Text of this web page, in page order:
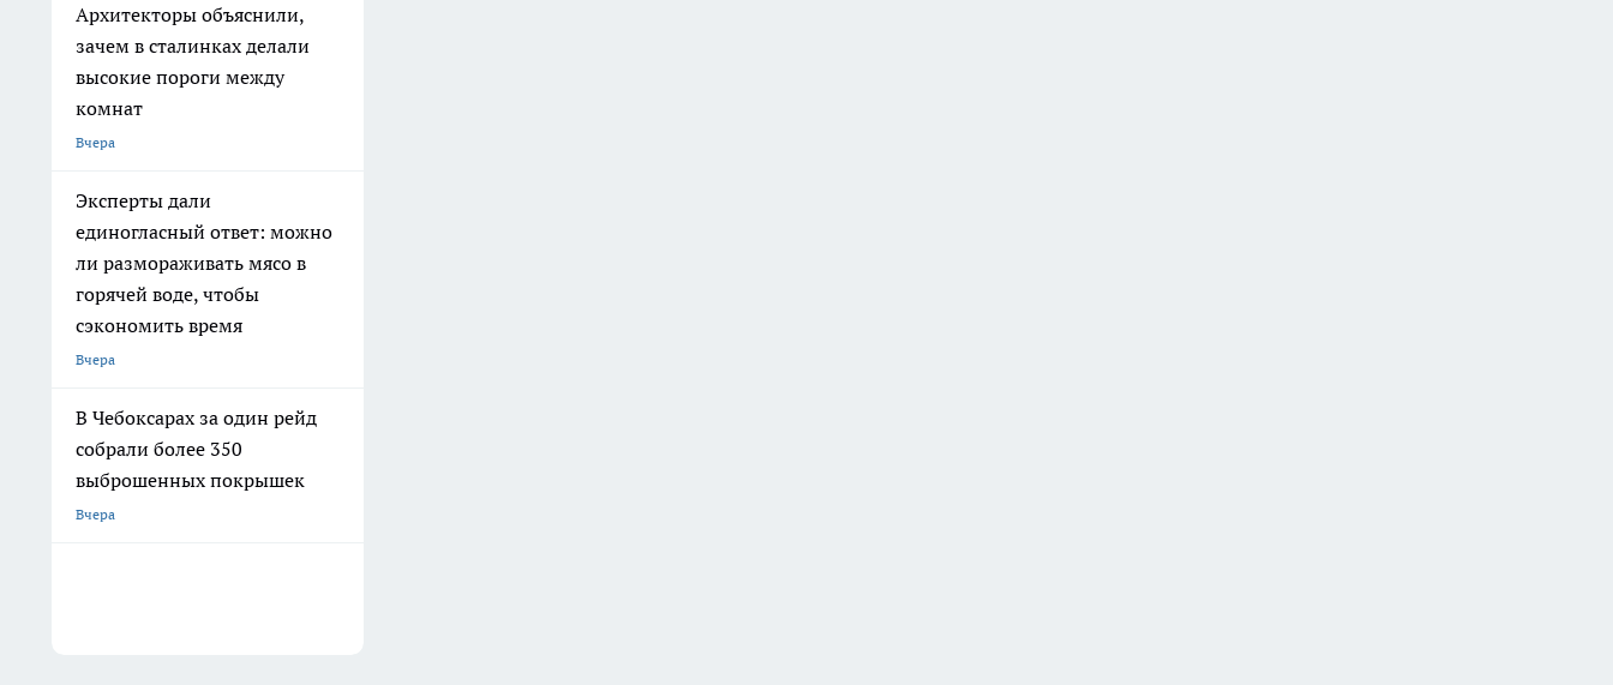
Архитекторы объяснили,
зачем в сталинках делали
высокие пороги между
комнат
Вчера
Эксперты дали
единогласный ответ: можно
ли размораживать мясо в
горячей воде, чтобы
сэкономить время
Вчера
В Чебоксарах за один рейд
собрали более 350
выброшенных покрышек
Вчера